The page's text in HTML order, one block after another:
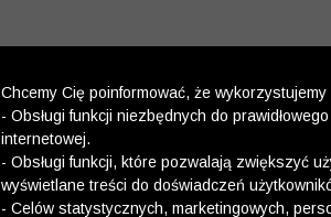
Chcemy Cię poinformować, że
- Obsługi funkcji niezbędnych do
internetowej.
- Obsługi funkcji, które pozwalają zwiększyć
wyświetlane treści do doświadczeń
- Celów statystycznych, marketingowych,